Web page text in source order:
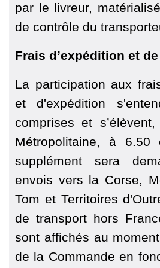
par le livreur,
de contrôle du
Frais d’expédition et
La participation aux
et d'expédition
comprises et
Métropolitaine, à 6.50
supplément sera
envois vers la Corse,
Tom et Territoires
de transport hors
sont affichés au
de la Commande en